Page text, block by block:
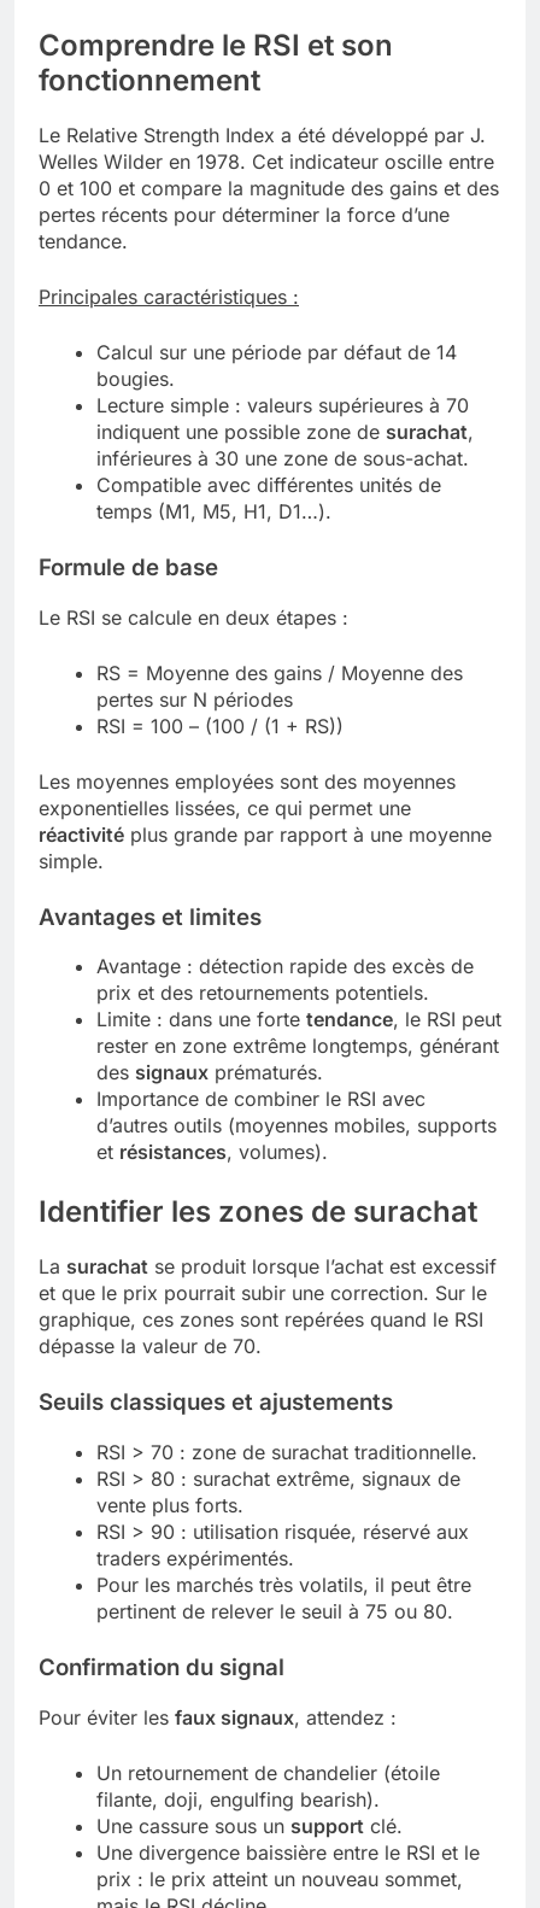
Comprendre le RSI et son
fonctionnement
Le Relative Strength Index a été développé par J.
Welles Wilder en 1978. Cet indicateur oscille entre
0 et 100 et compare la magnitude des gains et des
pertes récents pour déterminer la force d’une
tendance.
Principales caractéristiques :
Calcul sur une période par défaut de 14
bougies.
Lecture simple : valeurs supérieures à 70
indiquent une possible zone de surachat,
inférieures à 30 une zone de sous-achat.
Compatible avec différentes unités de
temps (M1, M5, H1, D1…).
Formule de base
Le RSI se calcule en deux étapes :
RS = Moyenne des gains / Moyenne des
pertes sur N périodes
RSI = 100 – (100 / (1 + RS))
Les moyennes employées sont des moyennes
exponentielles lissées, ce qui permet une
réactivité plus grande par rapport à une moyenne
simple.
Avantages et limites
Avantage : détection rapide des excès de
prix et des retournements potentiels.
Limite : dans une forte tendance, le RSI peut
rester en zone extrême longtemps, générant
des signaux prématurés.
Importance de combiner le RSI avec
d’autres outils (moyennes mobiles, supports
et résistances, volumes).
Identifier les zones de surachat
La surachat se produit lorsque l’achat est excessif
et que le prix pourrait subir une correction. Sur le
graphique, ces zones sont repérées quand le RSI
dépasse la valeur de 70.
Seuils classiques et ajustements
RSI > 70 : zone de surachat traditionnelle.
RSI > 80 : surachat extrême, signaux de
vente plus forts.
RSI > 90 : utilisation risquée, réservé aux
traders expérimentés.
Pour les marchés très volatils, il peut être
pertinent de relever le seuil à 75 ou 80.
Confirmation du signal
Pour éviter les faux signaux, attendez :
Un retournement de chandelier (étoile
filante, doji, engulfing bearish).
Une cassure sous un support clé.
Une divergence baissière entre le RSI et le
prix : le prix atteint un nouveau sommet,